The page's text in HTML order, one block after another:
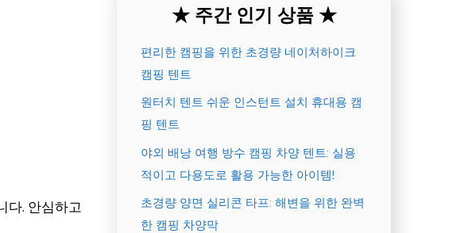
다. 안심하고
★ 주간 인기 상품 ★
편리한 캠핑을 위한 초경량 네이처하이크
캠핑 텐트
원터치 텐트 쉬운 인스턴트 설치 휴대용 캠
핑 텐트
야외 배낭 여행 방수 캠핑 차양 텐트: 실용
적이고 다용도로 활용 가능한 아이템!
초경량 양면 실리콘 타프: 해변을 위한 완벽
한 캠핑 차양막